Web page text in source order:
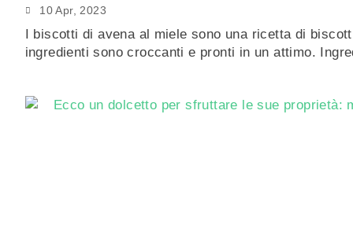
10 Apr, 2023
I biscotti di avena al miele sono una ricetta di
ingredienti sono croccanti e pronti in un attimo.